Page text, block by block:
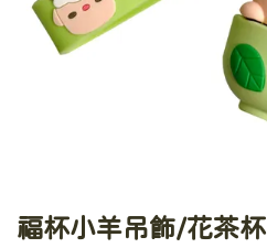
福杯小羊吊飾/花茶杯